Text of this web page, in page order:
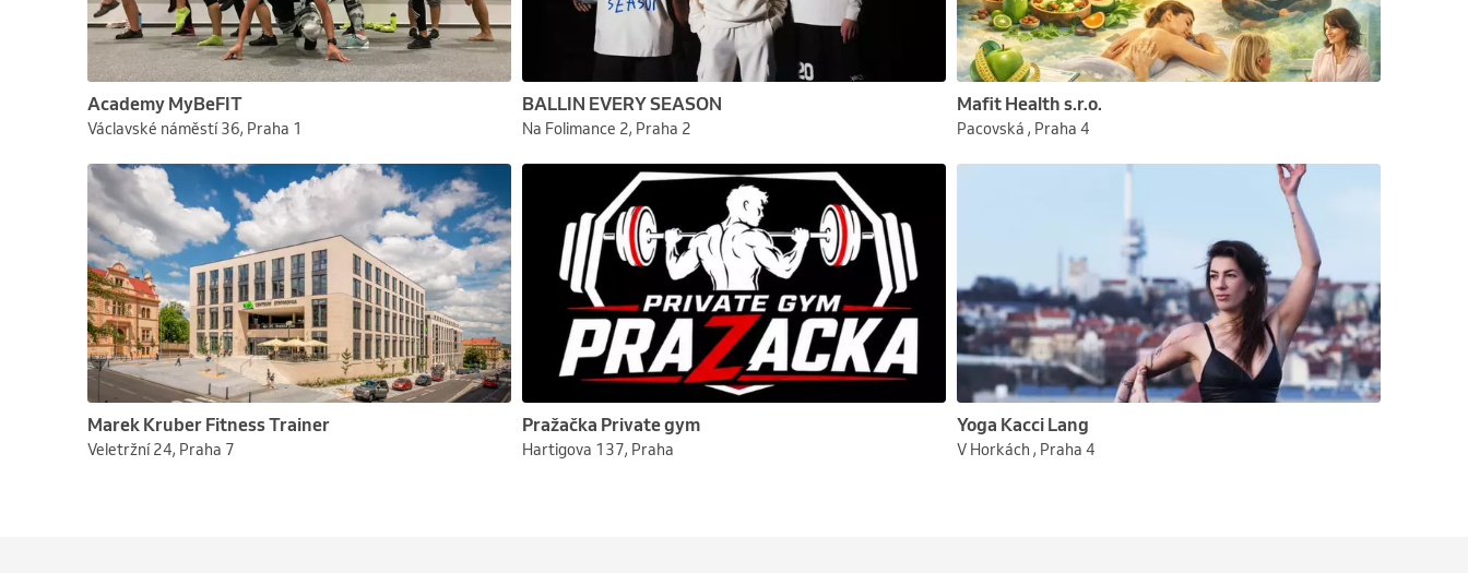
Academy MyBeFIT
Václavské náměstí 36, Praha 1
BALLIN EVERY SEASON
Na Folimance 2, Praha 2
Mafit Health s.r.o.
Pacovská , Praha 4
Marek Kruber Fitness Trainer
Veletržní 24, Praha 7
Pražačka Private gym
Hartigova 137, Praha
Yoga Kacci Lang
V Horkách , Praha 4